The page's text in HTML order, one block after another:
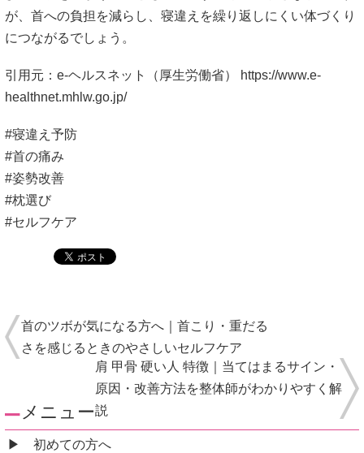
が、首への負担を減らし、寝違えを繰り返しにくい体づくり
につながるでしょう。
引用元：e-ヘルスネット（厚生労働省）
https://www.e-
healthnet.mhlw.go.jp/
#寝違え予防
#首の痛み
#姿勢改善
#枕選び
#セルフケア
首のツボが気になる方へ｜首こり・重だる
さを感じるときのやさしいセルフケア
肩 甲骨 硬い人 特徴｜当てはまるサイン・
原因・改善方法を整体師がわかりやすく解
説
メニュー
初めての方へ